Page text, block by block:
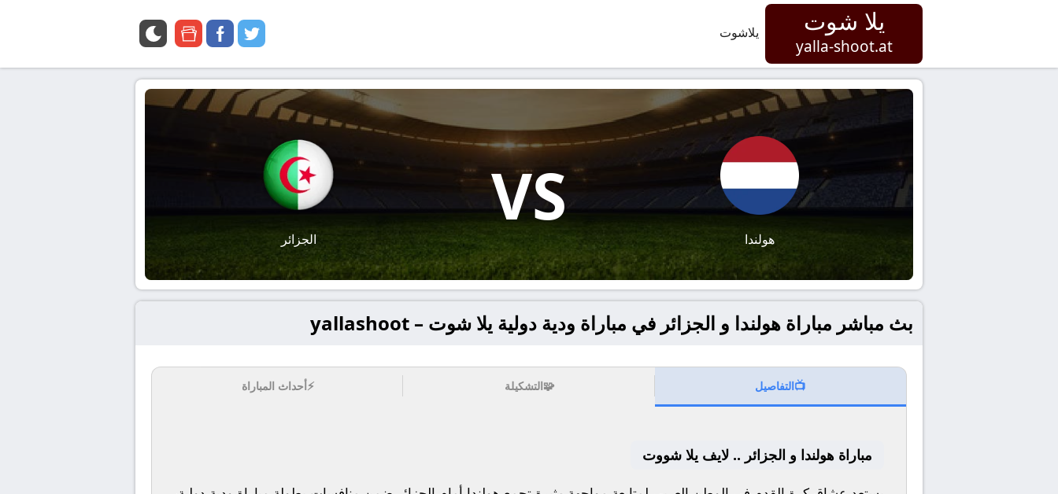
يلا شوت
yalla-shoot.at
يلاشوت twitter
facebook
google
هولندا
VS
الجزائر
بث مباشر مباراة هولندا و الجزائر في مباراة ودية دولية يلا شوت – yallashoot
📺التفاصيل 🧩التشكيلة ⚡أحداث المباراة
مباراة هولندا و الجزائر .. لايف يلا شووت